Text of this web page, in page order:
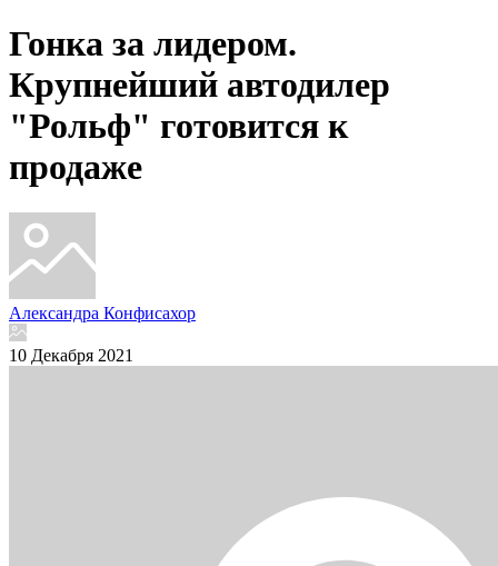
Гонка за лидером.
Крупнейший автодилер
"Рольф" готовится к
продаже
Александра Конфисахор
10 Декабря 2021